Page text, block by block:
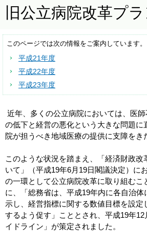
旧公立病院改革プ
このページでは次の情報をご案内しています。
平成21年度
平成22年度
平成23年度
近年、多くの公立病院においては、医
の低下と経営の悪化という大きな問題に
院が担うべき地域医療の提供に支障をき
このような状況を踏まえ、「経済財政改
いて」（平成19年6月19日閣議決定）に
の一環として公立病院改革に取り組むこ
に、「総務省は、平成19年内に各自治
示し、経営指標に関する数値目標を設定
するよう促す」こととされ、平成19年
イドライン」が策定されました。